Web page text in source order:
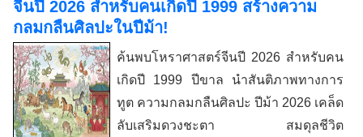
จีนปี 2026 สำหรับคนเกิดปี 1999 สร้างความ
กลมกลืนศิลปะในปีม้า!
ค้นพบโหราศาสตร์จีนปี 2026 สำหรับคน
เกิดปี 1999 ปีขาล นำสันติภาพทางการ
ทูต ความกลมกลืนศิลปะ ปีม้า 2026 เคล็ด
ลับเสริมดวงชะตา สมดุลชีวิต